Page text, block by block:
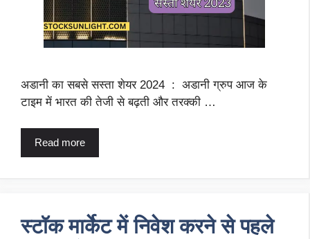
अडानी का सबसे सस्ता शेयर 2024 : अडानी ग्रुप आज के
टाइम में भारत की तेजी से बढ़ती और तरक्की …
Read more
स्टॉक मार्केट में निवेश करने से पहले